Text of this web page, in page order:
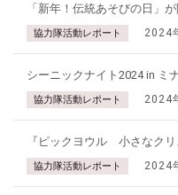
「新年！伝統あそびの日」
協力隊活動レポート 2024
シーニックナイト2024 in ミ
協力隊活動レポート 2024
『ピックヨウル 小さなク
協力隊活動レポート 2024